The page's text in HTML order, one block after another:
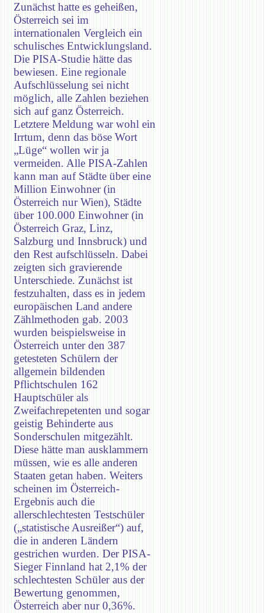
Zunächst hatte es geheißen,
Österreich sei im
internationalen Vergleich ein
schulisches Entwicklungsland.
Die PISA-Studie hätte das
bewiesen. Eine regionale
Aufschlüsselung sei nicht
möglich, alle Zahlen beziehen
sich auf ganz Österreich.
Letztere Meldung war wohl ein
Irrtum, denn das böse Wort
„Lüge“ wollen wir ja
vermeiden. Alle PISA-Zahlen
kann man auf Städte über eine
Million Einwohner (in
Österreich nur Wien), Städte
über 100.000 Einwohner (in
Österreich Graz, Linz,
Salzburg und Innsbruck) und
den Rest aufschlüsseln. Dabei
zeigten sich gravierende
Unterschiede. Zunächst ist
festzuhalten, dass es in jedem
europäischen Land andere
Zählmethoden gab. 2003
wurden beispielsweise in
Österreich unter den 387
getesteten Schülern der
allgemein bildenden
Pflichtschulen 162
Hauptschüler als
Zweifachrepetenten und sogar
geistig Behinderte aus
Sonderschulen mitgezählt.
Diese hätte man ausklammern
müssen, wie es alle anderen
Staaten getan haben. Weiters
scheinen im Österreich-
Ergebnis auch die
allerschlechtesten Testschüler
(„statistische Ausreißer“) auf,
die in anderen Ländern
gestrichen wurden. Der PISA-
Sieger Finnland hat 2,1% der
schlechtesten Schüler aus der
Bewertung genommen,
Österreich aber nur 0,36%.